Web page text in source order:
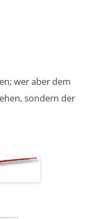
wer aber dem
sondern der